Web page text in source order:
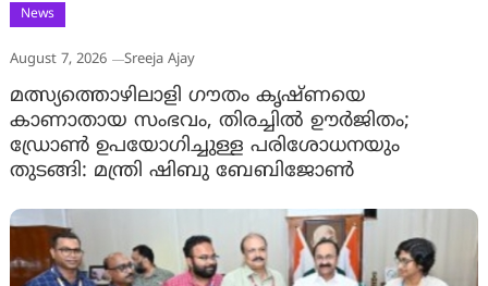
News
August 7, 2026 Sreeja Ajay
മത്സ്യത്തൊഴിലാളി ഗൗതം കൃഷ്ണയെ
കാണാതായ സംഭവം, തിരച്ചിൽ ഊർജിതം;
ഡ്രോണ്‍ ഉപയോഗിച്ചുള്ള പരിശോധനയും
തുടങ്ങി: മന്ത്രി ഷിബു ബേബിജോണ്‍